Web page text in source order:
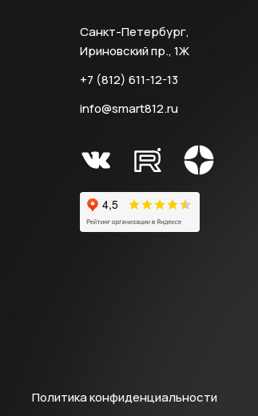
Санкт-Петербург,
Ириновский пр., 1Ж
+7 (812) 611-12-13
info@smart812.ru
Политика конфиденциальности